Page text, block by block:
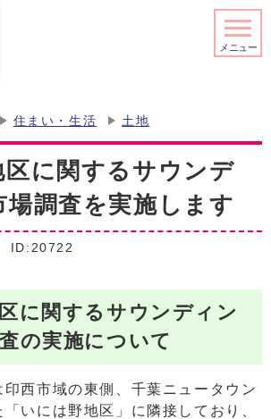
メニュー
住まい・生活 土地
区に関するサウンデ
場調査を実施します
ID:20722
に関するサウンディン
の実施について
西市域の東側、千葉ニュータウン
いには野地区」に隣接しており、